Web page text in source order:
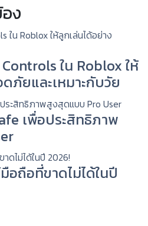
ง
ใน Roblox ให้
ภัยและเหมาะกับวัย
เพื่อประสิทธิภาพ
ถือที่ขาดไม่ได้ในปี